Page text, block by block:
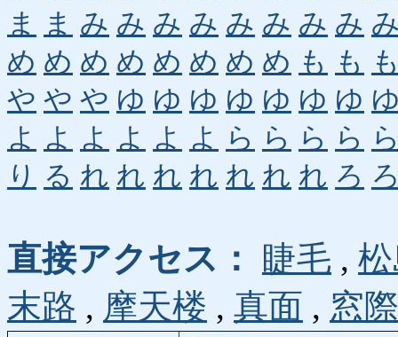
ま
ま み み み み み み み み
め め め め め め め め も も
や や や ゆ ゆ ゆ ゆ ゆ ゆ ゆ
よ よ よ よ よ よ ら ら ら ら
り る れ れ れ れ れ れ れ ろ
直接アクセス： 睫毛 ,
末路 , 摩天楼 , 真面 , 窓際